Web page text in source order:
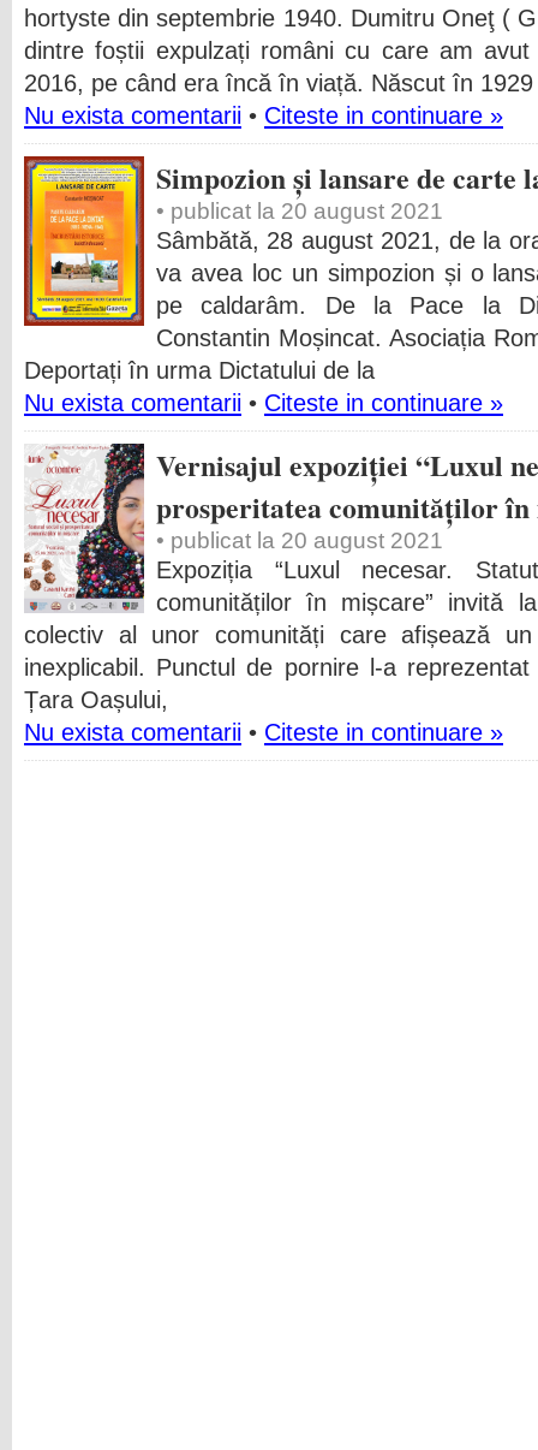
hortyste din septembrie 1940. Dumitru Oneţ (
dintre foștii expulzați români cu care am
2016, pe când era încă în viață. Născut în
Nu exista comentarii • Citeste in continuare »
Simpozion și lansare de carte
• publicat la 20 august 2021
Sâmbătă, 28 august 2021, de la
va avea loc un simpozion și o
pe caldarâm. De la Pace la
Constantin Moșincat. Asociația
Deportați în urma Dictatului de la
Nu exista comentarii • Citeste in continuare »
Vernisajul expoziției “Luxul
prosperitatea comunităților în
• publicat la 20 august 2021
Expoziția “Luxul necesar.
comunităților în mișcare” invită
colectiv al unor comunități care afișează
inexplicabil. Punctul de pornire l-a
Țara Oașului,
Nu exista comentarii • Citeste in continuare »